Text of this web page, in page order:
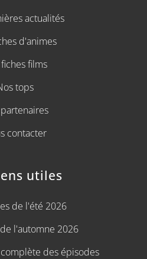
actualités
d'animes
films
tops
contacter
utiles
de l'été 2026
l'automne 2026
des épisodes